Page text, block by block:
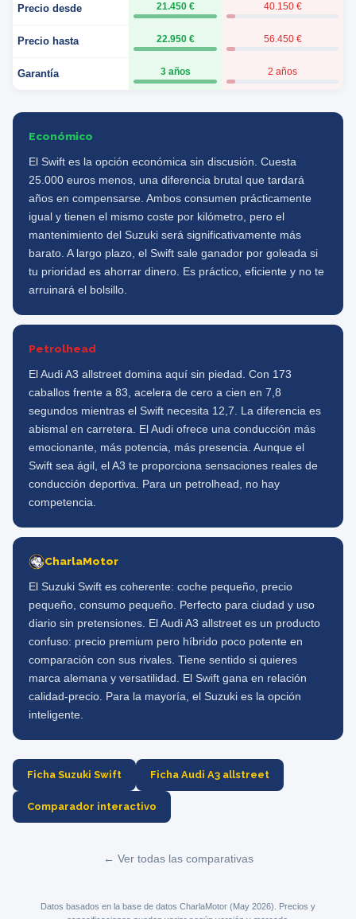
Precio desde 21.450 € 40.150 €
Precio hasta 22.950 € 56.450 €
Garantía 3 años 2 años
Económico
El Swift es la opción económica sin discusión. Cuesta
25.000 euros menos, una diferencia brutal que tardará
años en compensarse. Ambos consumen prácticamente
igual y tienen el mismo coste por kilómetro, pero el
mantenimiento del Suzuki será significativamente más
barato. A largo plazo, el Swift sale ganador por goleada si
tu prioridad es ahorrar dinero. Es práctico, eficiente y no te
arruinará el bolsillo.
Petrolhead
El Audi A3 allstreet domina aquí sin piedad. Con 173
caballos frente a 83, acelera de cero a cien en 7,8
segundos mientras el Swift necesita 12,7. La diferencia es
abismal en carretera. El Audi ofrece una conducción más
emocionante, más potencia, más presencia. Aunque el
Swift sea ágil, el A3 te proporciona sensaciones reales de
conducción deportiva. Para un petrolhead, no hay
competencia.
CharlaMotor
El Suzuki Swift es coherente: coche pequeño, precio
pequeño, consumo pequeño. Perfecto para ciudad y uso
diario sin pretensiones. El Audi A3 allstreet es un producto
confuso: precio premium pero híbrido poco potente en
comparación con sus rivales. Tiene sentido si quieres
marca alemana y versatilidad. El Swift gana en relación
calidad-precio. Para la mayoría, el Suzuki es la opción
inteligente.
Ficha Suzuki Swift Ficha Audi A3 allstreet
Comparador interactivo
← Ver todas las comparativas
Datos basados en la base de datos CharlaMotor (May 2026). Precios y